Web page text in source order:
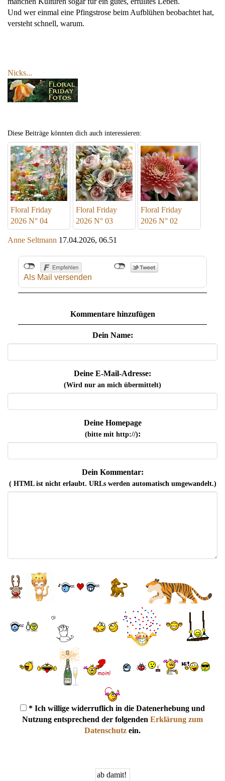
Und wer einmal eine Pfingstrose beim Aufblühen beobachtet hat,
versteht schnell, warum.
Nicks...
Diese Beiträge könnten dich auch interessieren:
Floral Friday
2026 N° 04
Floral Friday
2026 N° 03
Floral Friday
2026 N° 02
Anne Seltmann 17.04.2026, 06.51
Als Mail versenden
Kommentare hinzufügen
Dein Name:
Deine E-Mail-Adresse:
(Wird nur an mich übermittelt)
Deine Homepage
(bitte mit http://):
Dein Kommentar:
( HTML ist nichterlaubt. URLs werden automatisch umgewandelt.)
* Ich willige widerruflich in die Datenerhebung und
Nutzung entsprechend der folgenden Erklärung zum
Datenschutz ein.